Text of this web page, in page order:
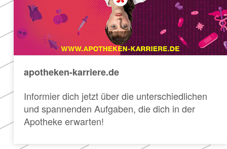
apotheken-karriere.de
Informier dich jetzt über die unterschiedlichen
und spannenden Aufgaben, die dich in der
Apotheke erwarten!